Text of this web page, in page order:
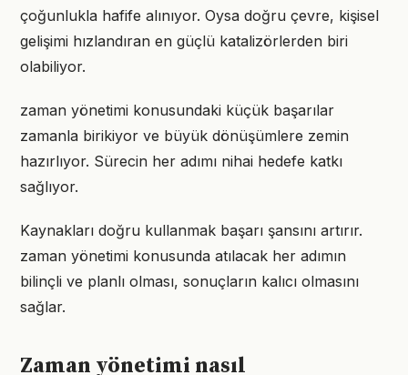
çoğunlukla hafife alınıyor. Oysa doğru çevre, kişisel
gelişimi hızlandıran en güçlü katalizörlerden biri
olabiliyor.
zaman yönetimi konusundaki küçük başarılar
zamanla birikiyor ve büyük dönüşümlere zemin
hazırlıyor. Sürecin her adımı nihai hedefe katkı
sağlıyor.
Kaynakları doğru kullanmak başarı şansını artırır.
zaman yönetimi konusunda atılacak her adımın
bilinçli ve planlı olması, sonuçların kalıcı olmasını
sağlar.
Zaman yönetimi nasıl